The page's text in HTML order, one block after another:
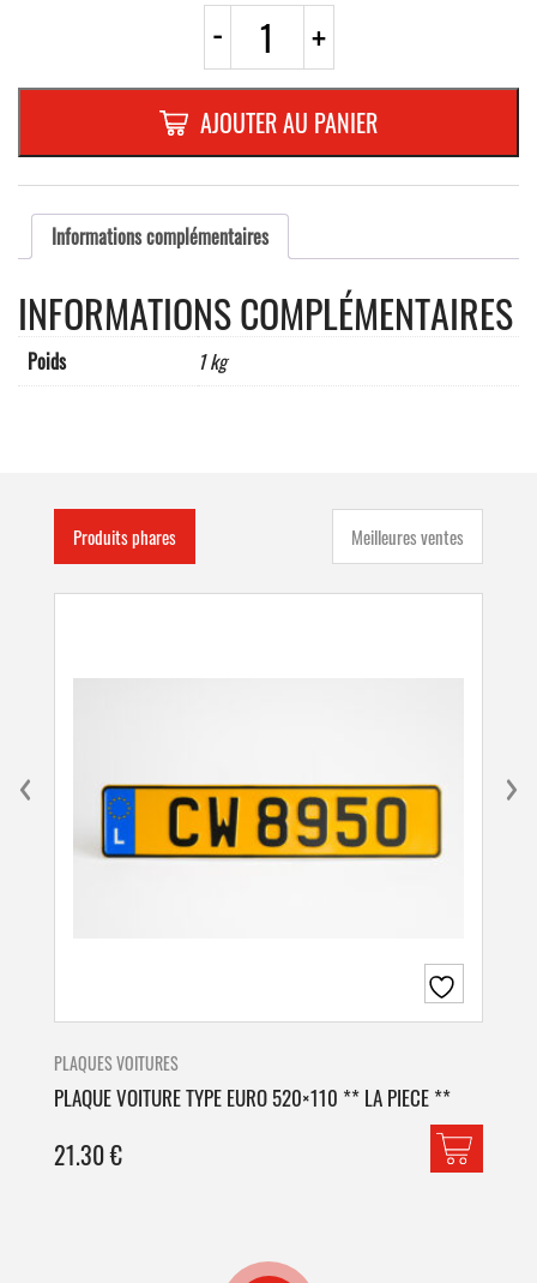
- quantité
A16a
TRIANGLE
700mm
REFL.
RANDFORM
+
AJOUTER AU PANIER
Informations complémentaires
INFORMATIONS COMPLÉMENTAIRES
Poids 1 kg
Produits phares Meilleures ventes
PLAQUES VOITURES
PLAQUE VOITURE TYPE EURO 520×110 ** LA PIECE **
21.30€